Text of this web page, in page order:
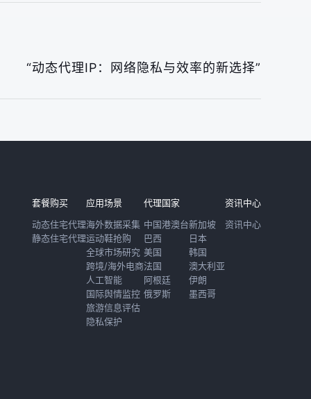
“动态代理IP：网络隐私与效率的新选择”
套餐购买
动态住宅代理
静态住宅代理
应用场景
海外数据采集
运动鞋抢购
全球市场研究
跨境/海外电商
人工智能
国际舆情监控
旅游信息评估
隐私保护
代理国家
中国港澳台
巴西
美国
法国
阿根廷
俄罗斯
新加坡
日本
韩国
澳大利亚
伊朗
墨西哥
资讯中心
资讯中心